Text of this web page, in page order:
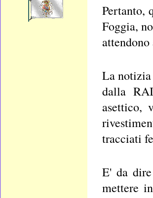
Pertanto,
Foggia,
La notizia
dalla
asettico,
tracciati
E' da
mettere